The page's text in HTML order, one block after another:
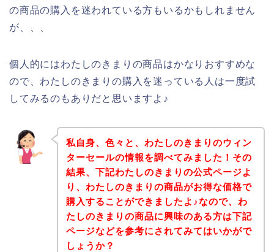
の商品の購入を迷われている方もいるかもしれません
が、、、
個人的にはわたしのきまりの商品はかなりおすすめな
ので、わたしのきまりの購入を迷っている人は一度試
してみるのもありだと思いますよ♪
私自身、色々と、わたしのきまりのウィン
ターセールの情報を調べてみました！その
結果、下記わたしのきまりの公式ページよ
り、わたしのきまりの商品がお得な価格で
購入することができましたよ♪なので、わ
たしのきまりの商品に興味のある方は下記
ページなどを参考にされてみてはいかがで
しょうか？